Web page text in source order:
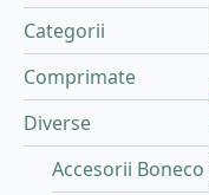
Categorii
Comprimate
Diverse
Accesorii Boneco